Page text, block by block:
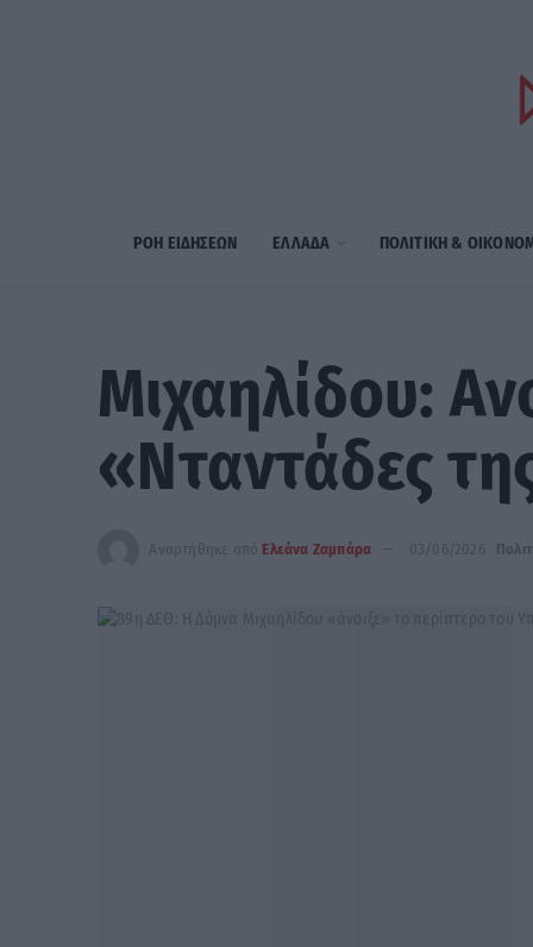
ΡΟΗ ΕΙΔΗΣΕΩΝ ΕΛΛΑΔΑ ΠΟΛΙΤΙΚΗ &
Μιχαηλίδου:
«Νταντάδες
Αναρτήθηκε από Ελεάνα Ζαμπάρα 03/06/2026